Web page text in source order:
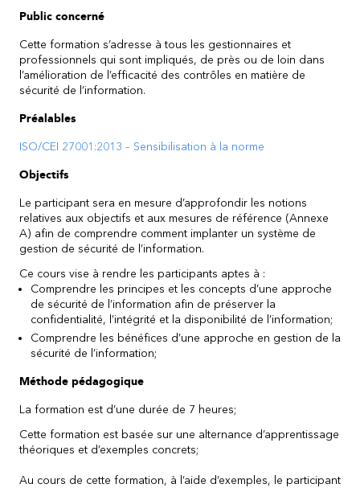
Public concerné
Cette formation s’adresse à tous les gestionnaires et
professionnels qui sont impliqués, de près ou de loin dans
l’amélioration de l’efficacité des contrôles en matière de
sécurité de l’information.
Préalables
ISO/CEI 27001:2013 – Sensibilisation à la norme
Objectifs
Le participant sera en mesure d’approfondir les notions
relatives aux objectifs et aux mesures de référence (Annexe
A) afin de comprendre comment implanter un système de
gestion de sécurité de l’information.
Ce cours vise à rendre les participants aptes à :
Comprendre les principes et les concepts d’une approche
de sécurité de l’information afin de préserver la
confidentialité, l’intégrité et la disponibilité de l’information;
Comprendre les bénéfices d’une approche en gestion de la
sécurité de l’information;
Méthode pédagogique
La formation est d’une durée de 7 heures;
Cette formation est basée sur une alternance d’apprentissage
théoriques et d’exemples concrets;
Au cours de cette formation, à l’aide d’exemples, le participant